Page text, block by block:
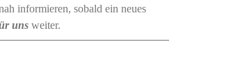
informieren, sobald ein neues
uns weiter.